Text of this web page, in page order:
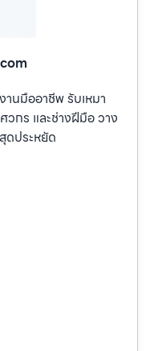
านมืออาชีพ รับเหมา
กร และช่างฝีมือ วาง
ดประหยัด